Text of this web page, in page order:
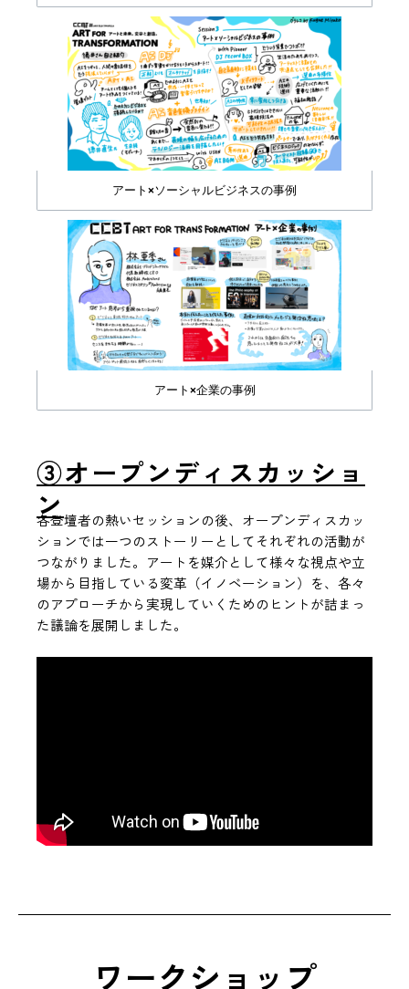
アート×ソーシャルビジネスの事例
アート×企業の事例
③オープンディスカッショ
ン
各登壇者の熱いセッションの後、オープンディスカッ
ションでは一つのストーリーとしてそれぞれの活動が
つながりました。アートを媒介として様々な視点や立
場から目指している変革（イノベーション）を、各々
のアプローチから実現していくためのヒントが詰まっ
た議論を展開しました。
ワークショップ